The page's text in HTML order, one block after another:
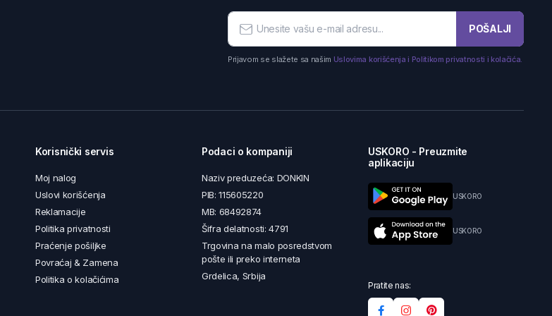
POŠALJI
Prijavom se slažete sa našim Uslovima korišćenja i Politikom privatnosti i kolačića.
Korisnički servis
Moj nalog
Uslovi korišćenja
Reklamacije
Politika privatnosti
Praćenje pošiljke
Povraćaj & Zamena
Politika o kolačićima
Podaci o kompaniji
Naziv preduzeća: DONKIN
PIB: 115605220
MB: 68492874
Šifra delatnosti: 4791
Trgovina na malo posredstvom
pošte ili preko interneta
Grdelica, Srbija
USKORO - Preuzmite
aplikaciju
USKORO
USKORO
Pratite nas: